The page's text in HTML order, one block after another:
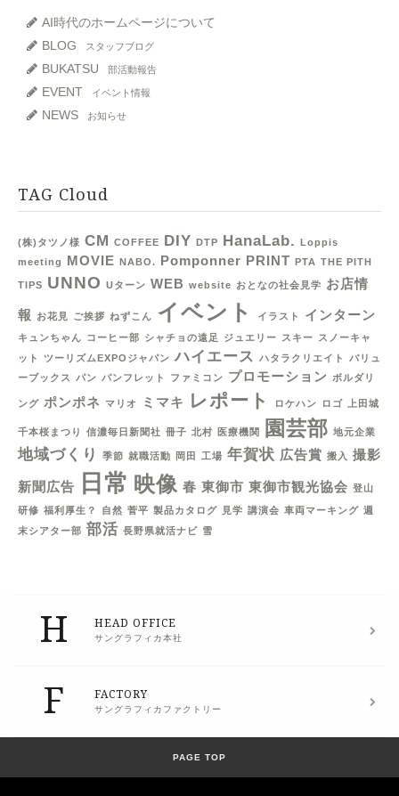
AI時代のホームページについて
BLOG
スタッフブログ
BUKATSU 部活動報告
EVENT イベント情報
NEWS お知らせ
TAG Cloud
(株)タツノ様 CM COFFEE DIY DTP HanaLab. Loppis
meeting
MOVIE NABO. Pomponner PRINT PTA THE PITH
TIPS UNNO Uターン WEB website おとなの社会見学 お店情
報 お花見 ご挨拶 ねずこん イベント イラスト インターン
キュンちゃん コーヒー部 シャチョの遠足 ジュエリー スキー
スノーキャ
ット
ツーリズムEXPOジャパン ハイエース ハタラクリエイト
バリュ
ーブックス パン パンフレット ファミコン プロモーション ボルダリ
ング ポンポネ マリオ ミマキ レポート ロケハン ロゴ 上田城
千本桜まつり 信濃毎日新聞社 冊子 北村 医療機関 園芸部 地元企業
地域づくり 季節 就職活動 岡田 工場 年賀状 広告賞 搬入 撮影
新聞広告 日常 映像 春 東御市 東御市観光協会 登山
研修 福利厚生？ 自然 菅平 製品カタログ 見学 講演会 車両マーキング 週
末シアター部 部活 長野県就活ナビ 雪
H HEAD OFFICE
サングラフィカ本社
F FACTORY
サングラフィカファクトリー
PAGE TOP